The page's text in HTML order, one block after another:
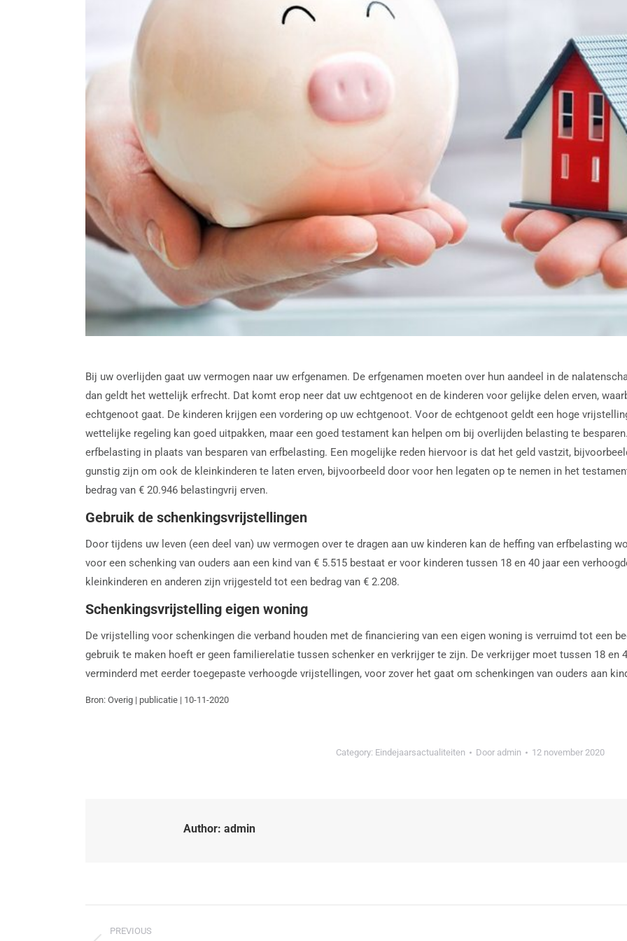
Bij uw overlijden gaat uw vermogen naar uw erfgenamen. De erfgenamen moeten over hun aandeel in de
dan geldt het wettelijk erfrecht. Dat komt erop neer dat uw echtgenoot en de kinderen voor gelijke delen erven,
echtgenoot gaat. De kinderen krijgen een vordering op uw echtgenoot. Voor de echtgenoot geldt een hoge
wettelijke regeling kan goed uitpakken, maar een goed testament kan helpen om bij overlijden belasting te
erfbelasting in plaats van besparen van erfbelasting. Een mogelijke reden hiervoor is dat het geld vastzit,
gunstig zijn om ook de kleinkinderen te laten erven, bijvoorbeeld door voor hen legaten op te nemen in het
bedrag van € 20.946 belastingvrij erven.
Gebruik de schenkingsvrijstellingen
Door tijdens uw leven (een deel van) uw vermogen over te dragen aan uw kinderen kan de heffing van erfbelasting
voor een schenking van ouders aan een kind van € 5.515 bestaat er voor kinderen tussen 18 en 40 jaar een
kleinkinderen en anderen zijn vrijgesteld tot een bedrag van € 2.208.
Schenkingsvrijstelling eigen woning
De vrijstelling voor schenkingen die verband houden met de financiering van een eigen woning is verruimd tot een
gebruik te maken hoeft er geen familierelatie tussen schenker en verkrijger te zijn. De verkrijger moet tussen 18 en
verminderd met eerder toegepaste verhoogde vrijstellingen, voor zover het gaat om schenkingen van ouders aan
Bron: Overig | publicatie | 10-11-2020
Category: Eindejaarsactualiteiten Door admin 12 november 2020
Author: admin
PREVIOUS